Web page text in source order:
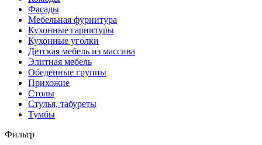
Фасады
Мебельная фурнитура
Кухонные гарнитуры
Кухонные уголки
Детская мебель из массива
Элитная мебель
Обеденные группы
Прихожие
Столы
Стулья, табуреты
Тумбы
Фильтр